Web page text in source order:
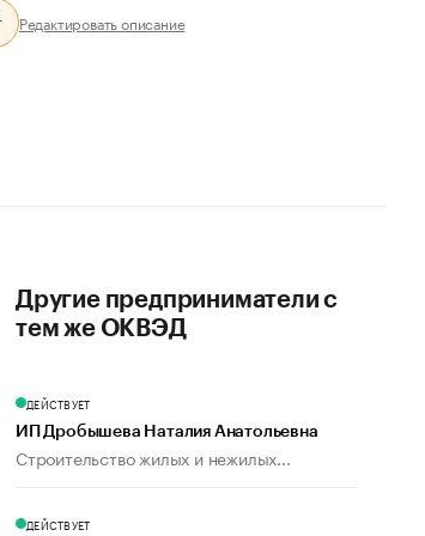
Редактировать описание
Другие предприниматели с
тем же ОКВЭД
ДЕЙСТВУЕТ
ИП Дробышева Наталия Анатольевна
Строительство жилых и нежилых...
ДЕЙСТВУЕТ